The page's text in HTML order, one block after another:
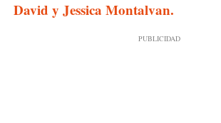
David y Jessica Montalvan.